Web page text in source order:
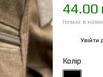
44.00
Немає в
Увійти
Колір